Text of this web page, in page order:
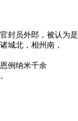
员外郎，被认为
城北，相州南，
例纳米千余
。